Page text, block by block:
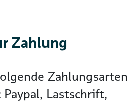
Zahlung
Zahlungsarten
Lastschrift,